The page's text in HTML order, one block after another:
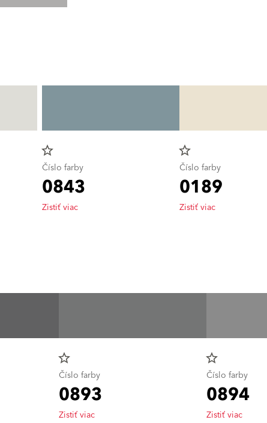
star_border
Číslo farby
0843
Zistiť viac
star_border
Číslo farby
0189
Zistiť viac
star_border
Číslo farby
0893
Zistiť viac
star_border
Číslo farby
0894
Zistiť viac